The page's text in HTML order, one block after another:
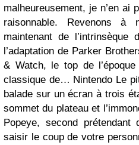
malheureusement, je n’en ai
raisonnable. Revenons à
maintenant de
l’adaptation de Parker
& Watch, le top de
classique de… Nintendo Le
balade sur un écran à trois
sommet du plateau et
Popeye, second
saisir le coup de votre